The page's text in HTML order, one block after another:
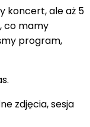
koncert, ale aż 5
co mamy
program,
zdjęcia, sesja